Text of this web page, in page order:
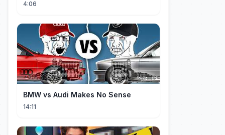
4:06
BMW vs Audi Makes No Sense
14:11